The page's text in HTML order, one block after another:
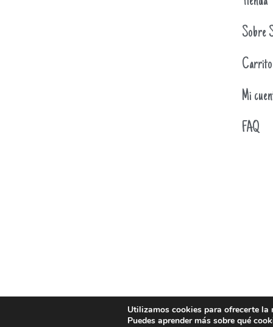
Sobre
Carrito
Mi
FAQ
Utilizamos cookies para ofrecerte la
Puedes aprender más sobre qué